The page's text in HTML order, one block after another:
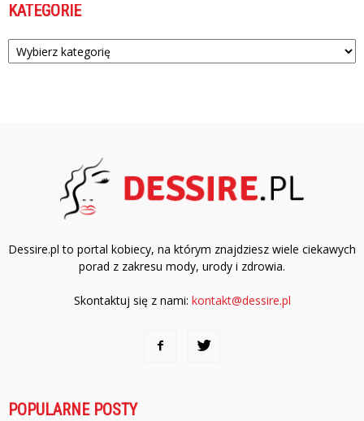
KATEGORIE
Kategorie
Dessire.pl to portal kobiecy, na którym znajdziesz wiele ciekawych
porad z zakresu mody, urody i zdrowia.
Skontaktuj się z nami: kontakt@dessire.pl
POPULARNE POSTY